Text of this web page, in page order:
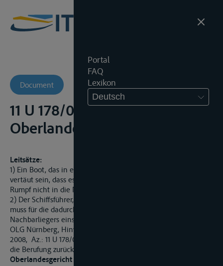
Portal
FAQ
Lexikon
Deutsch
Document
11 U 178/08 BSch -
Oberlandesgericht (-)
Leitsätze:
1) Ein Boot, das in einer Stegbox festgemacht ist, muss so
vertäut sein, dass es auch bei stürmischen Winden mit dem
Rumpf nicht in die Nachbarbox schwoit.
2) Der Schiffsführer, der diesen Anforderungen nicht genügt,
muss für die dadurch verursachte Beschädigung des
Nachbarliegers einstehen.
OLG Nürnberg, Hinweis nach § 522 Abs. 2 ZPO vom 10. März
2008, Az.: 11 U 178/08 BSch (auf Grund des Hinweises wurde
die Berufung zurückgenommen)
Oberlandesgericht Nürnberg